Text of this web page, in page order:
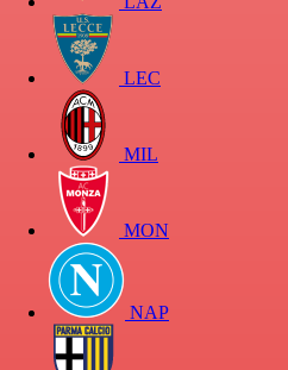
LEC
MIL
MON
NAP